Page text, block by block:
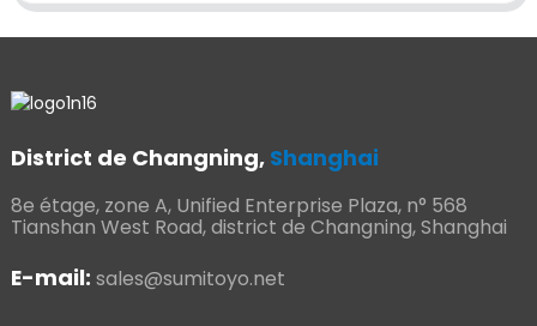
District de Changning, Shanghai
8e étage, zone A, Unified Enterprise Plaza, n° 568
Tianshan West Road, district de Changning, Shanghai
E-mail: sales@sumitoyo.net